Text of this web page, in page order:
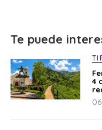
Te puede
4